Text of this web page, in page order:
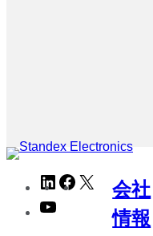
LinkedInFacebook会社
情報